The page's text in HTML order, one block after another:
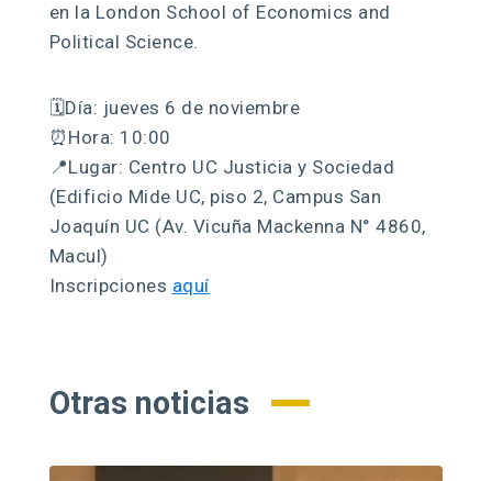
en la London School of Economics and
Political Science.
🗓️Día: jueves 6 de noviembre
⏰Hora: 10:00
📍Lugar: Centro UC Justicia y Sociedad
(Edificio Mide UC, piso 2, Campus San
Joaquín UC (Av. Vicuña Mackenna N° 4860,
Macul)
Inscripciones aquí
Otras noticias